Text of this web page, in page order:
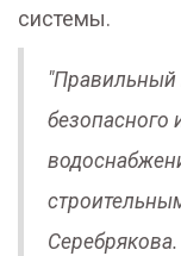
системы.
"Правильный
безопасного
Серебрякова.